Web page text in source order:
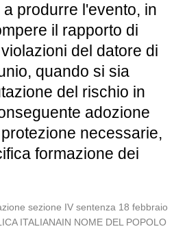
produrre l'evento, in
il rapporto di
del datore di
quando si sia
del rischio in
adozione
necessarie,
formazione dei
sezione IV sentenza 18 febbraio
ITALIANAIN NOME DEL POPOLO